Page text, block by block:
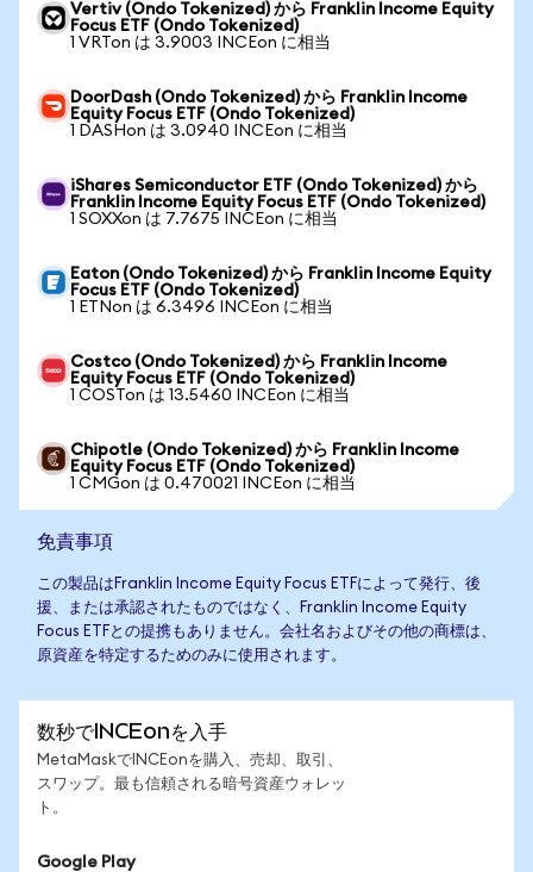
Vertiv (Ondo Tokenized) から Franklin Income Equity
Focus ETF (Ondo Tokenized)
1 VRTon は 3.9003 INCEon に相当
DoorDash (Ondo Tokenized) から Franklin Income
Equity Focus ETF (Ondo Tokenized)
1 DASHon は 3.0940 INCEon に相当
iShares Semiconductor ETF (Ondo Tokenized) から
Franklin Income Equity Focus ETF (Ondo Tokenized)
1 SOXXon は 7.7675 INCEon に相当
Eaton (Ondo Tokenized) から Franklin Income Equity
Focus ETF (Ondo Tokenized)
1 ETNon は 6.3496 INCEon に相当
Costco (Ondo Tokenized) から Franklin Income
Equity Focus ETF (Ondo Tokenized)
1 COSTon は 13.5460 INCEon に相当
Chipotle (Ondo Tokenized) から Franklin Income
Equity Focus ETF (Ondo Tokenized)
1 CMGon は 0.470021 INCEon に相当
免責事項
この製品はFranklin Income Equity Focus ETFによって発行、後
援、または承認されたものではなく、Franklin Income Equity
Focus ETFとの提携もありません。会社名およびその他の商標は、
原資産を特定するためのみに使用されます。
数秒でINCEonを入手
MetaMaskでINCEonを購入、売却、取引、
スワップ。最も信頼される暗号資産ウォレッ
ト。
Google Play